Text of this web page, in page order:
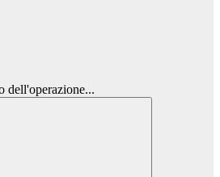
dell'operazione...